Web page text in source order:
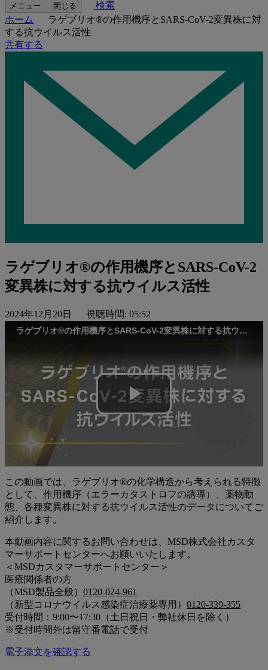
メニュー 閉じる
検索
ホーム
ラゲブリオ®の作用機序とSARS-CoV-2変異株に対
する抗ウイルス活性
共有する
ラゲブリオ®の作用機序とSARS-CoV-2
変異株に対する抗ウイルス活性
2024年12月20日 視聴時間: 05:52
ラゲブリオ®の作用機序とSARS-CoV-2変異株に対する抗ウイルス活性
Play
Video
この動画では、ラゲブリオ®の化学構造から考えられる特徴
として、作用機序（エラーカタストロフの誘導）、薬物動
態、各種変異株に対する抗ウイルス活性のデータについてご
紹介します。
本動画内容に関するお問い合わせは、MSD株式会社カスタ
マーサポートセンターへお願いいたします。
＜MSDカスタマーサポートセンター＞
医療関係者の方
（MSD製品全般） 0120-024-961
（新型コロナウイルス感染症治療薬専用） 0120-339-355
受付時間：9:00〜17:30（土日祝日・弊社休日を除く）
※受付時間外は留守番電話で受付
電子添文を確認する